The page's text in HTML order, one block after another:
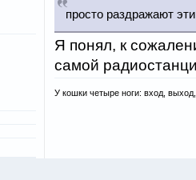
просто раздражают
Я понял, к
самой
У кошки четыре ноги: вход,